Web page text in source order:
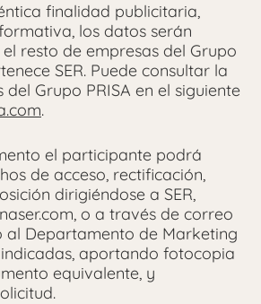
finalidad publicitaria,
los datos serán
resto de empresas del Grupo
SER. Puede consultar la
Grupo PRISA en el siguiente
.
el participante podrá
de acceso, rectificación,
dirigiéndose a SER,
o a través de correo
Departamento de Marketing
aportando fotocopia
equivalente, y